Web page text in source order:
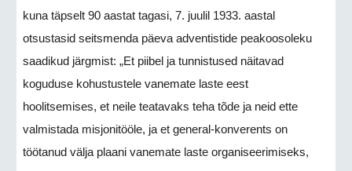
kuna täpselt 90 aastat tagasi, 7. juulil 1933. aastal
otsustasid seitsmenda päeva adventistide peakoosoleku
saadikud järgmist: „Et piibel ja tunnistused näitavad
koguduse kohustustele vanemate laste eest
hoolitsemises, et neile teatavaks teha tõde ja neid ette
valmistada misjonitööle, ja et general-konverents on
töötanud välja plaani vanemate laste organiseerimiseks,